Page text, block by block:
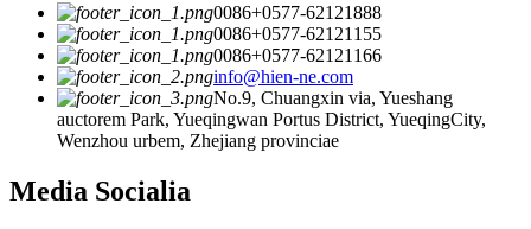
0086+0577-62121888
0086+0577-62121155
0086+0577-62121166
info@hien-ne.com
No.9, Chuangxin via, Yueshang
auctorem Park, Yueqingwan Portus District, YueqingCity,
Wenzhou urbem, Zhejiang provinciae
Media Socialia